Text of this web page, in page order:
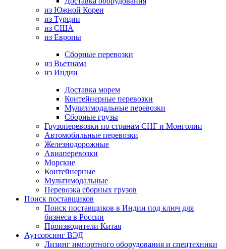
из Южной Кореи
из Турции
из США
из Европы
Сборные перевозки
из Вьетнама
из Индии
Доставка морем
Контейнерные перевозки
Мультимодальные перевозки
Сборные грузы
Грузоперевозки по странам СНГ и Монголии
Автомобильные перевозки
Железнодорожные
Авиаперевозки
Морские
Контейнерные
Мультимодальные
Перевозка сборных грузов
Поиск поставщиков
Поиск поставщиков в Индии под ключ для
бизнеса в России
Производители Китая
Аутсорсинг ВЭД
Лизинг импортного оборудования и спецтехники